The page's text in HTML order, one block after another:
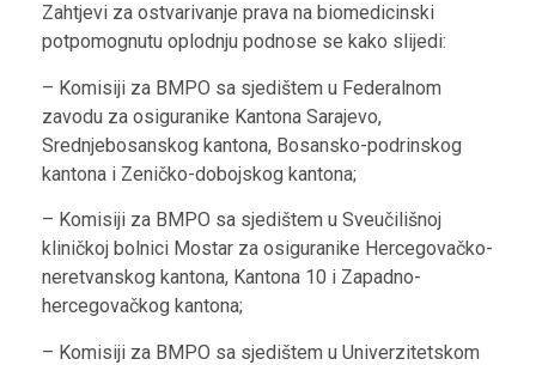
Zahtjevi za ostvarivanje prava na biomedicinski
potpomognutu oplodnju podnose se kako slijedi:
– Komisiji za BMPO sa sjedištem u Federalnom
zavodu za osiguranike Kantona Sarajevo,
Srednjebosanskog kantona, Bosansko-podrinskog
kantona i Zeničko-dobojskog kantona;
– Komisiji za BMPO sa sjedištem u Sveučilišnoj
kliničkoj bolnici Mostar za osiguranike Hercegovačko-
neretvanskog kantona, Kantona 10 i Zapadno-
hercegovačkog kantona;
– Komisiji za BMPO sa sjedištem u Univerzitetskom